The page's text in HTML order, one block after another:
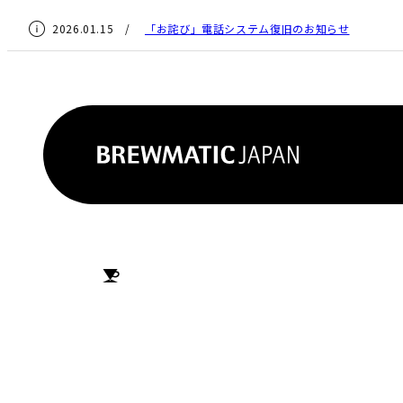
2026.01.15 / 「お詫び」電話システム復旧のお知らせ